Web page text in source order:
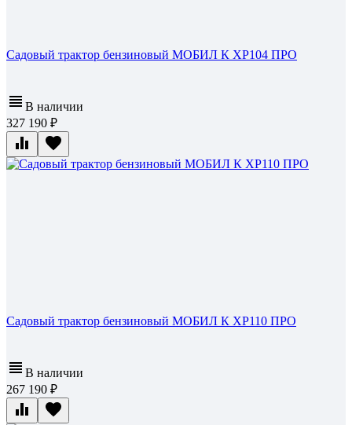
Садовый трактор бензиновый МОБИЛ К XP104 ПРО
В наличии
327 190
Садовый трактор бензиновый МОБИЛ К XP110 ПРО
В наличии
267 190